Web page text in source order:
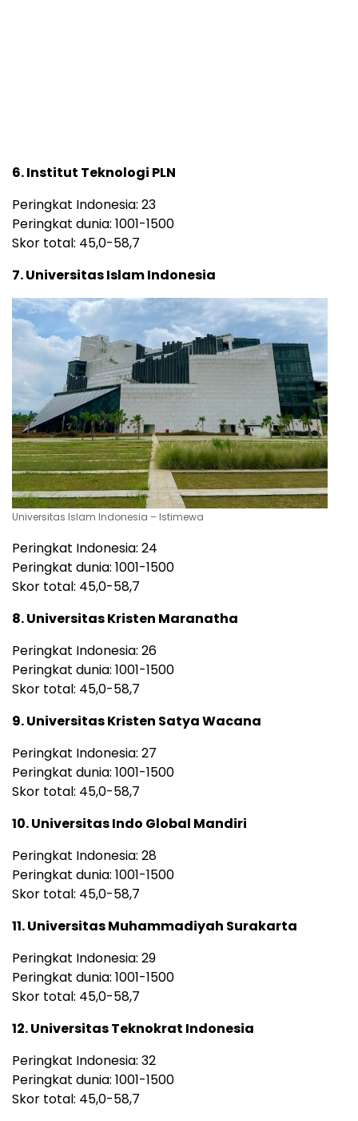
6. Institut Teknologi PLN
Peringkat Indonesia: 23
Peringkat dunia: 1001-1500
Skor total: 45,0-58,7
7. Universitas Islam Indonesia
Universitas Islam Indonesia – Istimewa
Peringkat Indonesia: 24
Peringkat dunia: 1001-1500
Skor total: 45,0-58,7
8. Universitas Kristen Maranatha
Peringkat Indonesia: 26
Peringkat dunia: 1001-1500
Skor total: 45,0-58,7
9. Universitas Kristen Satya Wacana
Peringkat Indonesia: 27
Peringkat dunia: 1001-1500
Skor total: 45,0-58,7
10. Universitas Indo Global Mandiri
Peringkat Indonesia: 28
Peringkat dunia: 1001-1500
Skor total: 45,0-58,7
11. Universitas Muhammadiyah Surakarta
Peringkat Indonesia: 29
Peringkat dunia: 1001-1500
Skor total: 45,0-58,7
12. Universitas Teknokrat Indonesia
Peringkat Indonesia: 32
Peringkat dunia: 1001-1500
Skor total: 45,0-58,7